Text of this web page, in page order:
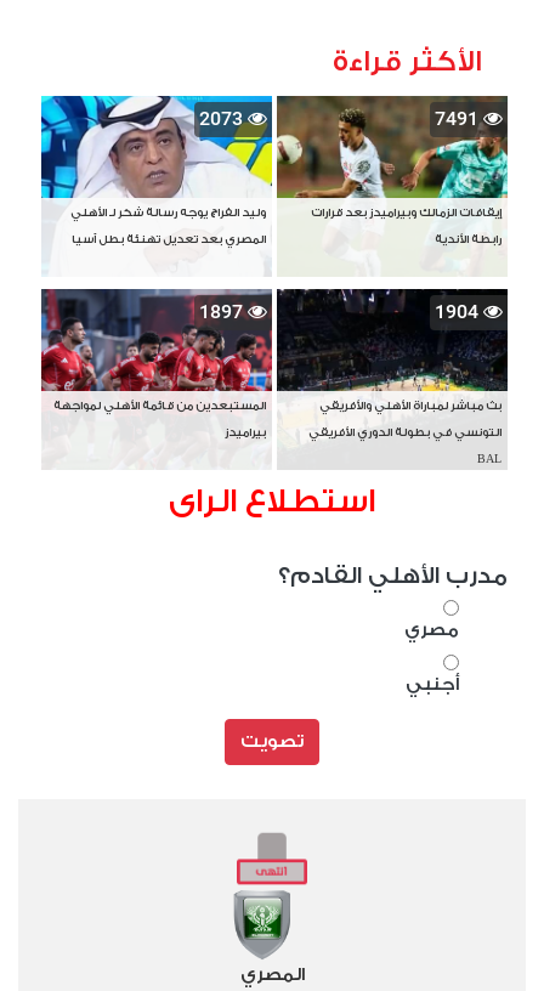
الأكثر قراءة
7491
إيقافات الزمالك وبيراميدز بعد قرارات
رابطة الأندية
2073
وليد الفراج يوجه رسالة شكر لـ الأهلي
المصري بعد تعديل تهنئة بطل آسيا
1904
بث مباشر لمباراة الأهلي والأفريقي
التونسي في بطولة الدوري الأفريقي
BAL
1897
المستبعدين من قائمة الأهلي لمواجهة
بيراميدز
استطلاع الراى
مدرب الأهلي القادم؟
مصري
أجنبي
تصويت
المصري